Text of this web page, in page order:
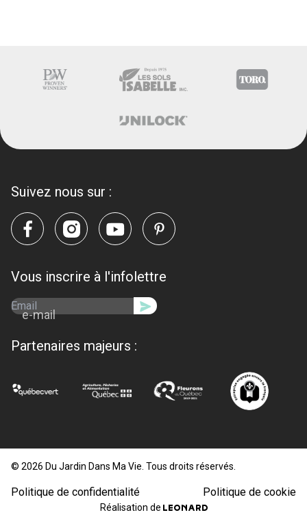
Suivez nous sur :
Vous inscrire à l'infolettre
e-mail
Partenaires majeurs :
© 2026 Du Jardin Dans Ma Vie. Tous droits réservés.
Politique de confidentialité Politique de cookie
Réalisation de